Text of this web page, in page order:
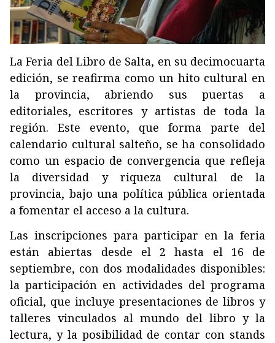
La Feria del Libro de Salta, en su decimocuarta
edición, se reafirma como un hito cultural en
la provincia, abriendo sus puertas a
editoriales, escritores y artistas de toda la
región. Este evento, que forma parte del
calendario cultural salteño, se ha consolidado
como un espacio de convergencia que refleja
la diversidad y riqueza cultural de la
provincia, bajo una política pública orientada
a fomentar el acceso a la cultura.
Las inscripciones para participar en la feria
están abiertas desde el 2 hasta el 16 de
septiembre, con dos modalidades disponibles:
la participación en actividades del programa
oficial, que incluye presentaciones de libros y
talleres vinculados al mundo del libro y la
lectura, y la posibilidad de contar con stands